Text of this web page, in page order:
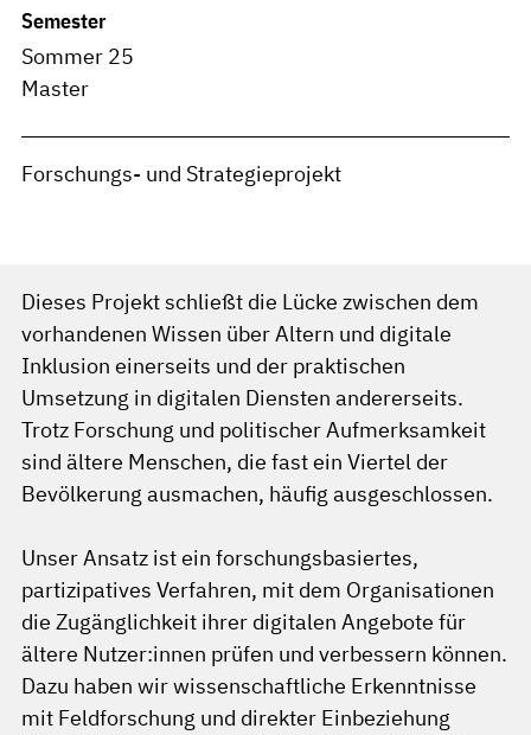
Semester
Sommer 25
Master
Forschungs- und Strategieprojekt
Dieses Projekt schließt die Lücke zwischen dem
vorhandenen Wissen über Altern und digitale
Inklusion einerseits und der praktischen
Umsetzung in digitalen Diensten andererseits.
Trotz Forschung und politischer Aufmerksamkeit
sind ältere Menschen, die fast ein Viertel der
Bevölkerung ausmachen, häufig ausgeschlossen.
Unser Ansatz ist ein forschungsbasiertes,
partizipatives Verfahren, mit dem Organisationen
die Zugänglichkeit ihrer digitalen Angebote für
ältere Nutzer:innen prüfen und verbessern können.
Dazu haben wir wissenschaftliche Erkenntnisse
mit Feldforschung und direkter Einbeziehung